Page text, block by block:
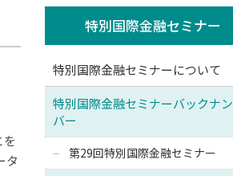
タ
特別国際金融セミナー
特別国際金融セミナーについて
特別国際金融セミナーバックナン
バー
第29回特別国際金融セミナー